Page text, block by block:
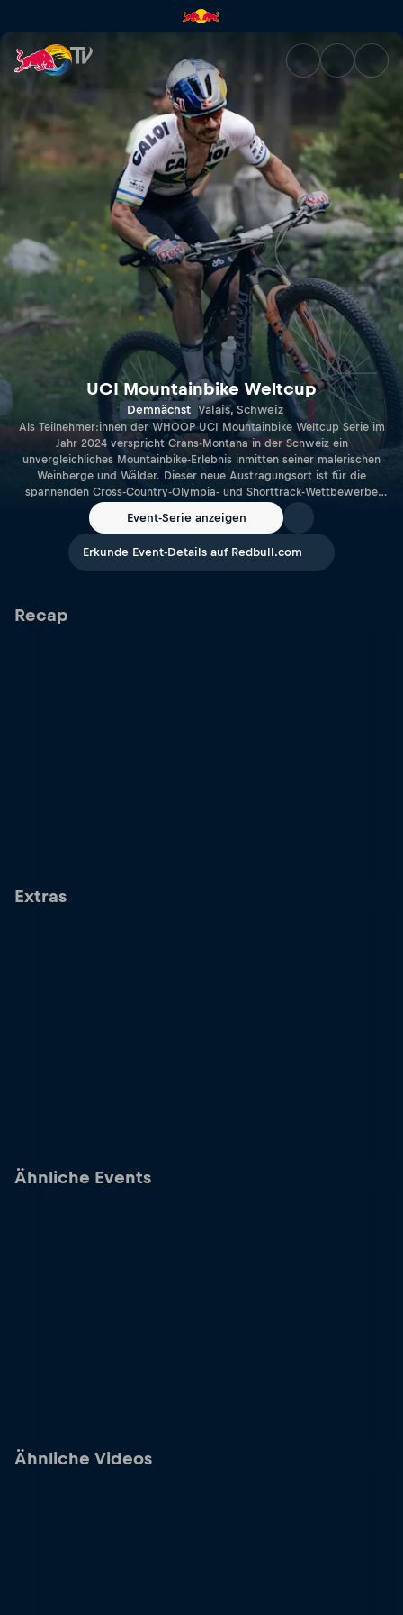
UCI Mountain Bike World
UCI Mountainbike Weltcup
Demnächst Valais, Schweiz
Als Teilnehmer:innen der WHOOP UCI Mountainbike Weltcup Serie im
Jahr 2024 verspricht Crans-Montana in der Schweiz ein
unvergleichliches Mountainbike-Erlebnis inmitten seiner malerischen
Weinberge und Wälder. Dieser neue Austragungsort ist für die
spannenden Cross-Country-Olympia- und Shorttrack-Wettbewerbe
Event-Serie anzeigen
Erkunde Event-Details auf Redbull.com
Recap
Extras
Ähnliche Events
Ähnliche Videos